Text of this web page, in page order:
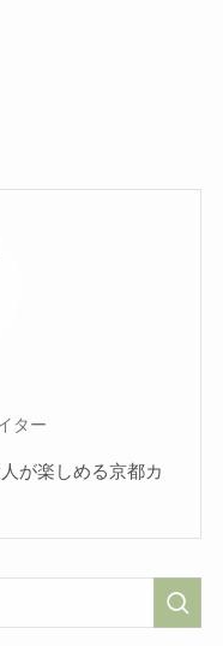
ター
が楽しめる京都カ